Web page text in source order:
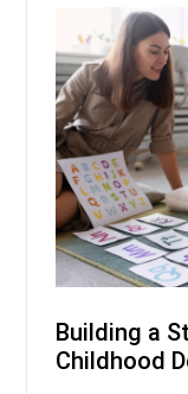
Building a
Childhood